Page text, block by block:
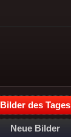
Bilder des Tages
Neue Bilder